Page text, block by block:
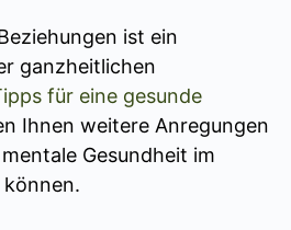
ist ein
ganzheitlichen
für eine gesunde
Ihnen weitere Anregungen
Gesundheit im